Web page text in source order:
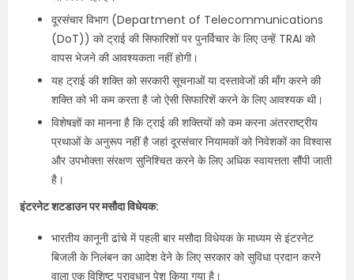
दूरसंचार विभाग (Department of Telecommunications
(DoT)) को ट्राई की सिफारिशों पर पुनर्विचार के लिए उन्हें TRAI को
वापस भेजने की आवश्यकता नहीं होगी।
यह ट्राई की शक्ति को सरकारी सूचनाओं या दस्तावेजों की माँग करने की
शक्ति को भी कम करता है जो ऐसी सिफारिशें करने के लिए आवश्यक थी।
विशेषज्ञों का मानना है कि ट्राई की शक्तियों को कम करना अंतरराष्ट्रीय
प्रथाओं के अनुरूप नहीं है जहां दूरसंचार नियामकों को निवेशकों का विश्वास
और उपभोक्ता संरक्षण सुनिश्चित करने के लिए अधिक स्वायत्तता सौंपी जाती
है।
इंटरनेट शटडाउन पर मसौदा विधेयक:
भारतीय कानूनी ढांचे में पहली बार मसौदा विधेयक के माध्यम से इंटरनेट
बिजली के निलंबन का आदेश देने के लिए सरकार को सुविधा प्रदान करने
वाला एक विशिष्ट प्रावधान पेश किया गया है।